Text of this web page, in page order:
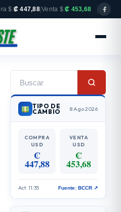
$:₡ 447,88| Venta $:₡ 453,68
TIPO DE
CAMBIO 8 Ago 2026
COMPRA
USD
₡
447,88
VENTA
USD
₡
453,68
Act. 11:35 Fuente: BCCR ↗